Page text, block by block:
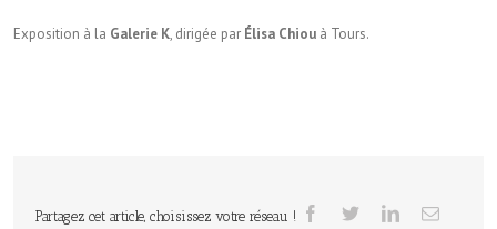
Exposition à la Galerie K, dirigée par Élisa Chiou à Tours.
Partagez cet article, choisissez votre réseau !